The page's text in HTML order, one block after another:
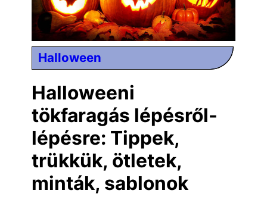
Halloween
Halloweeni
tökfaragás lépésről-
lépésre: Tippek,
trükkük, ötletek,
minták, sablonok